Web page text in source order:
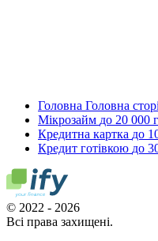
Головна Головна
Мікрозайм до 20 000
Кредитна картка до
Кредит готівкою до
© 2022 - 2026
Всі права захищені.